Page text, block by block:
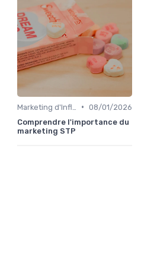
• 08/01/2026
Comprendre l'importance du
marketing STP